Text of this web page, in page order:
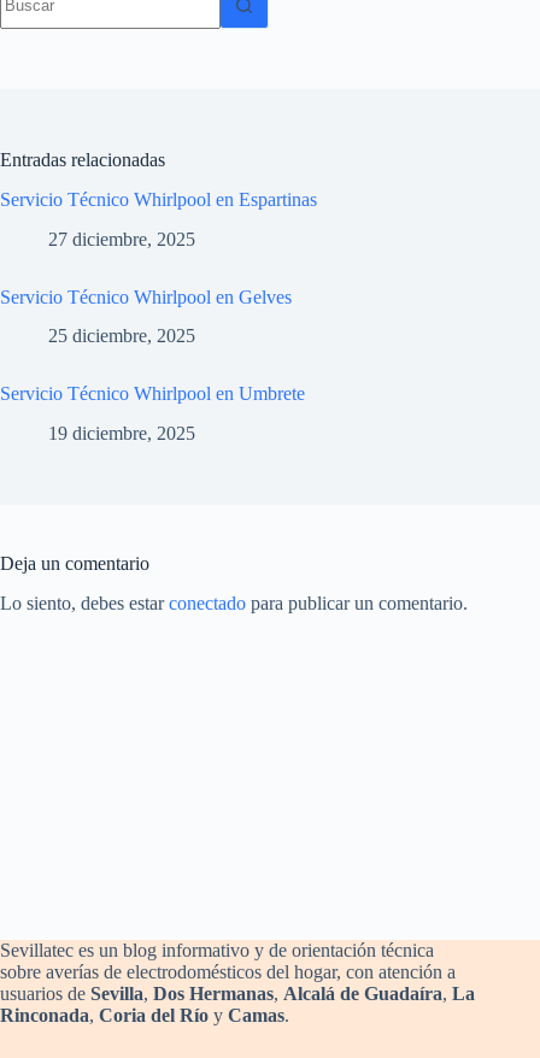
resultados
Entradas relacionadas
Servicio Técnico Whirlpool en Espartinas
27 diciembre, 2025
Servicio Técnico Whirlpool en Gelves
25 diciembre, 2025
Servicio Técnico Whirlpool en Umbrete
19 diciembre, 2025
Deja un comentario
Lo siento, debes estarconectado para publicar un comentario.
Sevillatec es un blog informativo y de orientación técnica
sobre averías de electrodomésticos del hogar, con atención a
usuarios de Sevilla, Dos Hermanas, Alcalá de Guadaíra, La
Rinconada, Coria del Río y Camas.